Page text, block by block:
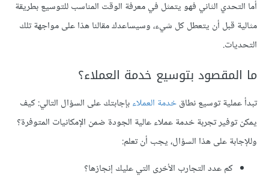
أما التحدي الثاني فهو يتمثل في معرفة الوقت المناسب للتوسيع بطريقة
مثالية قبل أن يتعطل كل شيء، وسيساعدك مقالنا هذا على مواجهة تلك
التحديات.
ما المقصود بتوسيع خدمة العملاء؟
تبدأ عملية توسيع نطاقخدمة العملاءبإجابتك على السؤال التالي: كيف
يمكن توفير تجربة خدمة عملاء عالية الجودة ضمن الإمكانيات المتوفرة؟
وللإجابة على هذا السؤال، يجب أن تعلم:
كم عدد التجارب الأخرى التي عليك إنجازها؟